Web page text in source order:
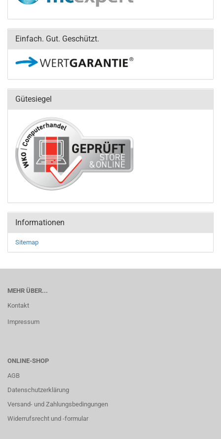
Einfach. Gut. Geschützt.
Gütesiegel
Informationen
Sitemap
MEHR ÜBER...
Kontakt
Impressum
ONLINE-SHOP
AGB
Datenschutzerklärung
Versand- und Zahlungsbedingungen
Widerrufsrecht und -formular